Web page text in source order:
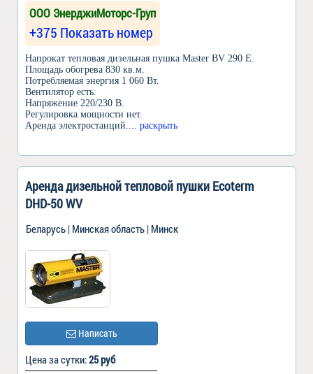
ООО ЭнерджиМоторс-Груп
+375 Показать номер
Напрокат тепловая дизельная пушка Master BV 290 E.
Площадь обогрева 830 кв.м.
Потребляемая энергия 1 060 Вт.
Вентилятор есть.
Напряжение 220/230 В.
Регулировка мощности нет.
Аренда электростанций.... раскрыть
Аренда дизельной тепловой пушки Ecoterm
DHD-50 WV
Беларусь | Минская область | Минск
Написать
Цена за сутки:25 руб